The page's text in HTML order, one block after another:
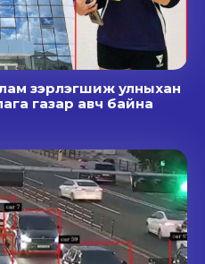
зэрлэгшиж улныхан
газар авч байна